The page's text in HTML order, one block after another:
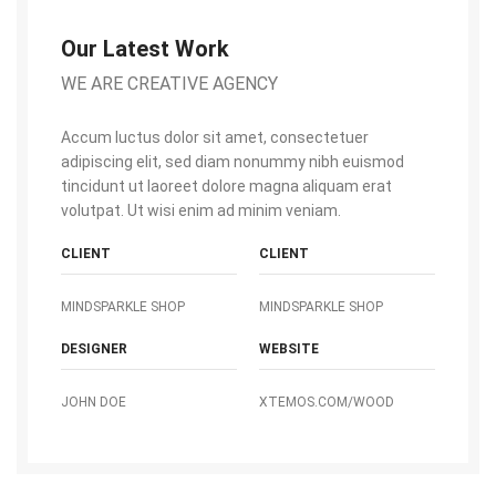
Our Latest Work
WE ARE CREATIVE AGENCY
Accum luctus dolor sit amet, consectetuer
adipiscing elit, sed diam nonummy nibh euismod
tincidunt ut laoreet dolore magna aliquam erat
volutpat. Ut wisi enim ad minim veniam.
CLIENT
MINDSPARKLE SHOP
CLIENT
MINDSPARKLE SHOP
DESIGNER
JOHN DOE
WEBSITE
XTEMOS.COM/WOOD